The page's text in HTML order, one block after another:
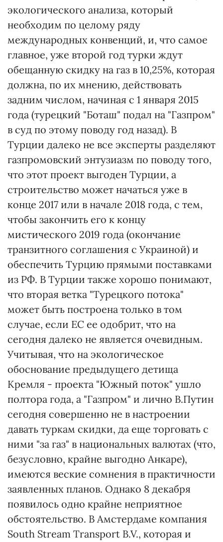
экологического анализа, который
необходим по целому ряду
международных конвенций, и, что самое
главное, уже второй год турки ждут
обещанную скидку на газ в 10,25%, которая
должна, по их мнению, действовать
задним числом, начиная с 1 января 2015
года (турецкий "Боташ" подал на "Газпром"
в суд по этому поводу год назад). В
Турции далеко не все эксперты разделяют
газпромовский энтузиазм по поводу того,
что этот проект выгоден Турции, а
строительство может начаться уже в
конце 2017 или в начале 2018 года, c тем,
чтобы закончить его к концу
мистического 2019 года (окончание
транзитного соглашения с Украиной) и
обеспечить Турцию прямыми поставками
из РФ. В Турции также хорошо понимают,
что вторая ветка "Турецкого потока"
может быть построена только в том
случае, если ЕС ее одобрит, что на
сегодня далеко не является очевидным.
Учитывая, что на экологическое
обоснование предыдущего детища
Кремля - проекта "Южный поток" ушло
полтора года, а "Газпром" и лично В.Путин
сегодня совершенно не в настроении
давать туркам скидки, да еще торговать с
ними "за газ" в национальных валютах (что,
безусловно, крайне выгодно Анкаре),
имеются веские сомнения в практичности
заявленных планов. Однако 8 декабря
появилось одно крайне неприятное
обстоятельство. В Амстердаме компания
South Stream Transport B.V., которая и